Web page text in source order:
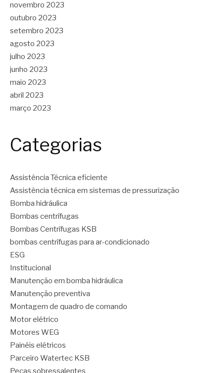
novembro 2023
outubro 2023
setembro 2023
agosto 2023
julho 2023
junho 2023
maio 2023
abril 2023
março 2023
Categorias
Assistência Técnica eficiente
Assistência técnica em sistemas de pressurização
Bomba hidráulica
Bombas centrífugas
Bombas Centrífugas KSB
bombas centrífugas para ar-condicionado
ESG
Institucional
Manutenção em bomba hidráulica
Manutenção preventiva
Montagem de quadro de comando
Motor elétrico
Motores WEG
Painéis elétricos
Parceiro Watertec KSB
Peças sobressalentes